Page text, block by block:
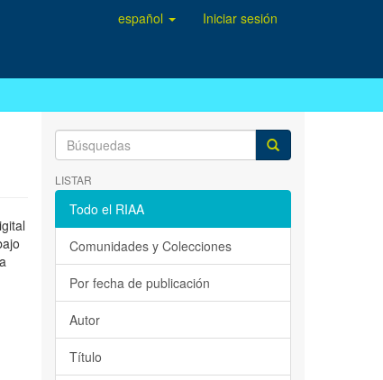
español Iniciar sesión
LISTAR
Todo el RIAA
Comunidades y Colecciones
Por fecha de publicación
Autor
Título